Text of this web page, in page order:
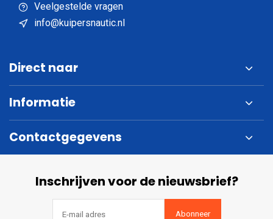
Veelgestelde vragen
info@kuipersnautic.nl
Direct naar
Informatie
Contactgegevens
Inschrijven voor de nieuwsbrief?
Abonneer